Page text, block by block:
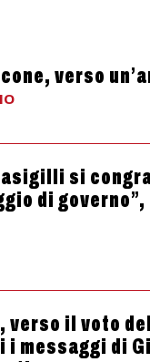
verso
si
di
verso il voto
i messaggi di